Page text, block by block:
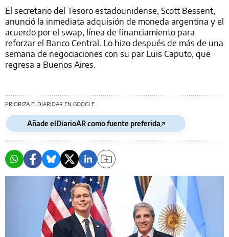
El secretario del Tesoro estadounidense, Scott Bessent,
anunció la inmediata adquisión de moneda argentina y el
acuerdo por el swap, línea de financiamiento para
reforzar el Banco Central. Lo hizo después de más de una
semana de negociaciones con su par Luis Caputo, que
regresa a Buenos Aires.
PRIORIZA ELDIARIOAR EN GOOGLE
Añade elDiarioAR como fuente preferida